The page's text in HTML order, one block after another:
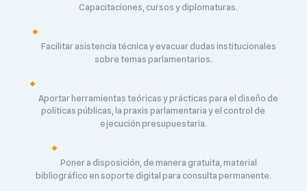
Capacitaciones, cursos y diplomaturas.
Facilitar asistencia técnica y evacuar dudas institucionales
sobre temas parlamentarios.
Aportar herramientas teóricas y prácticas para el diseño de
políticas públicas, la praxis parlamentaria y el control de
ejecución presupuestaria.
Poner a disposición, de manera gratuita, material
bibliográfico en soporte digital para consulta permanente.